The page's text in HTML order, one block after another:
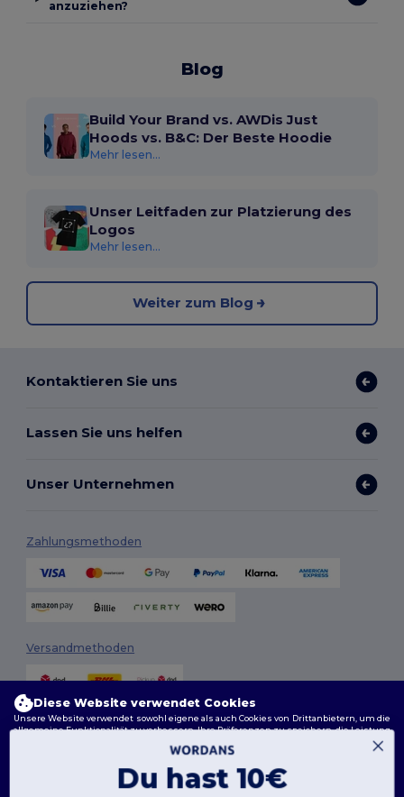
anzuziehen?
Blog
Build Your Brand vs. AWDis Just
Hoods vs. B&C: Der Beste Hoodie
Mehr lesen...
Unser Leitfaden zur Platzierung des
Logos
Mehr lesen...
Weiter zum Blog
Kontaktieren Sie uns
Lassen Sie uns helfen
Unser Unternehmen
Zahlungsmethoden
Versandmethoden
Diese Website verwendet Cookies
Unsere Website verwendet sowohl eigene als auch Cookies von Drittanbietern, um die
allgemeine Funktionalität zu verbessern, Ihre Präferenzen zu speichern, die Leistung
der Website zu analysieren und ein reibungsloses und personalisiertes Surferlebnis
zu gewährleisten, einschließlich maßgeschneidertem Inhalt, optimierten
Sie können Ihre Cookie-Einstellungen jederzeit verwalten. Essenzielle Cookies, die für
Du hast 10€